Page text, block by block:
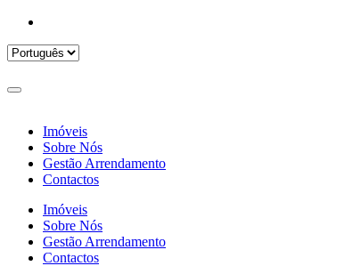
Imóveis
Sobre Nós
Gestão Arrendamento
Contactos
Imóveis
Sobre Nós
Gestão Arrendamento
Contactos